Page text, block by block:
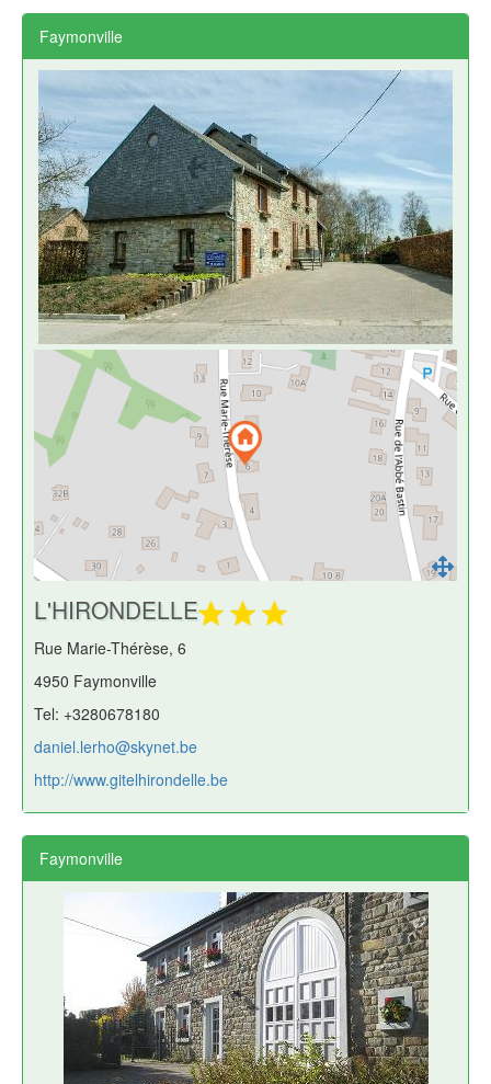
Faymonville
L'HIRONDELLE
Rue Marie-Thérèse, 6
4950 Faymonville
Tel: +3280678180
daniel.lerho@skynet.be
http://www.gitelhirondelle.be
Faymonville